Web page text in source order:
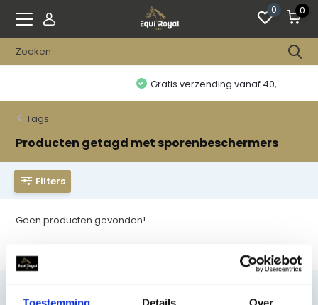
0 0
Gratis verzending vanaf 40,-
Tags
Producten getagd met sporenbeschermers
Filters
Geen producten gevonden!...